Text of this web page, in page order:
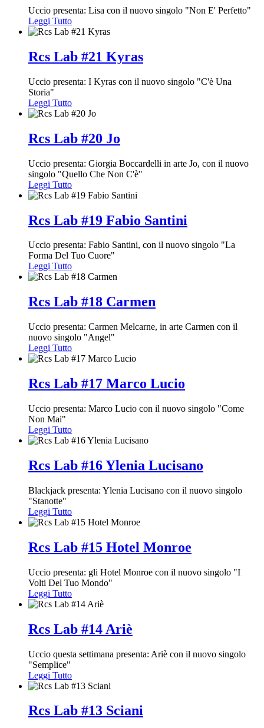
Uccio presenta: Lisa con il nuovo singolo "Non E' Perfetto"
Leggi Tutto
Rcs Lab #21 Kyras
Uccio presenta: I Kyras con il nuovo singolo "C'è Una
Storia"
Leggi Tutto
Rcs Lab #20 Jo
Uccio presenta: Giorgia Boccardelli in arte Jo, con il nuovo
singolo "Quello Che Non C'è"
Leggi Tutto
Rcs Lab #19 Fabio Santini
Uccio presenta: Fabio Santini, con il nuovo singolo "La
Forma Del Tuo Cuore"
Leggi Tutto
Rcs Lab #18 Carmen
Uccio presenta: Carmen Melcarne, in arte Carmen con il
nuovo singolo "Angel"
Leggi Tutto
Rcs Lab #17 Marco Lucio
Uccio presenta: Marco Lucio con il nuovo singolo "Come
Non Mai"
Leggi Tutto
Rcs Lab #16 Ylenia Lucisano
Blackjack presenta: Ylenia Lucisano con il nuovo singolo
"Stanotte"
Leggi Tutto
Rcs Lab #15 Hotel Monroe
Uccio presenta: gli Hotel Monroe con il nuovo singolo "I
Volti Del Tuo Mondo"
Leggi Tutto
Rcs Lab #14 Ariè
Uccio questa settimana presenta: Ariè con il nuovo singolo
"Semplice"
Leggi Tutto
Rcs Lab #13 Sciani